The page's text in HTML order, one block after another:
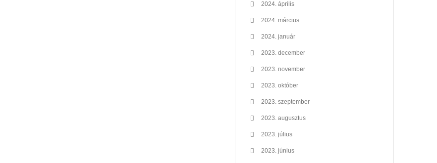
2024. április
2024. március
2024. január
2023. december
2023. november
2023. október
2023. szeptember
2023. augusztus
2023. július
2023. június